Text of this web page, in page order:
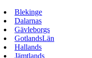
Blekinge
Dalarnas
Gävleborgs
GotlandsLän
Hallands
Jämtlands